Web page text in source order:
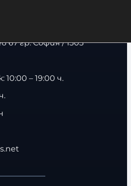
67 гр. София / 1303
– 19:00 ч.